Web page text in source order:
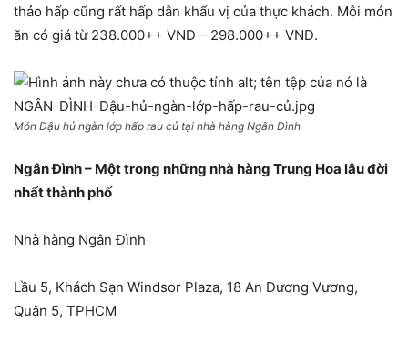
thảo hấp cũng rất hấp dẫn khẩu vị của thực khách. Mỗi món
ăn có giá từ 238.000++ VND – 298.000++ VNĐ.
Món Đậu hủ ngàn lớp hấp rau củ tại nhà hàng Ngân Đình
Ngân Đình – Một trong những nhà hàng Trung Hoa lâu đời
nhất thành phố
Nhà hàng Ngân Đình
Lầu 5, Khách Sạn Windsor Plaza, 18 An Dương Vương,
Quận 5, TPHCM